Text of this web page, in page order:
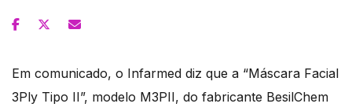
Em comunicado, o Infarmed diz que a “Máscara Facial
3Ply Tipo II”, modelo M3PII, do fabricante BesilChem